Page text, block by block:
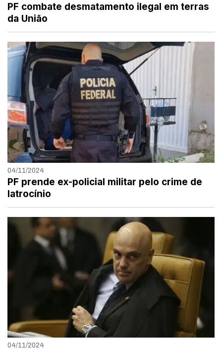
PF combate desmatamento ilegal em terras
da União
04/11/2024
PF prende ex-policial militar pelo crime de
latrocínio
04/11/2024